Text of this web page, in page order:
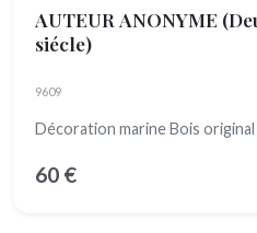
AUTEUR ANONYME
siécle)
9609
Décoration marine Bois
60 €